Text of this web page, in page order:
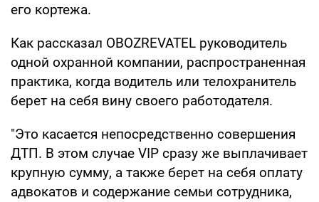
его кортежа.
Как рассказал OBOZREVATEL руководитель
одной охранной компании, распространенная
практика, когда водитель или телохранитель
берет на себя вину своего работодателя.
"Это касается непосредственно совершения
ДТП. В этом случае VIP сразу же выплачивает
крупную сумму, а также берет на себя оплату
адвокатов и содержание семьи сотрудника,